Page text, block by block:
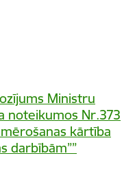
Ministru
noteikumos Nr.373
kārtība
darbībām””